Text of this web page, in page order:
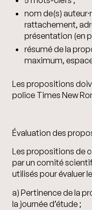
nom de(s)
rattachement,
présentation (en
résumé de la
maximum,
Les propositions
police Times New
Évaluation des
Les propositions de
par un comité
utilisés pour évaluer
a) Pertinence de la
la journée d’étude ;